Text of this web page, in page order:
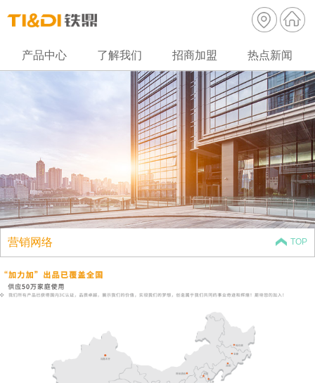
产品中心 了解我们 招商加盟 热点新闻
浓汤搅拌机 原汁机 随行杯
公司简介 资质认证 企业实力 营销网络 企业架构
营销网络 TOP